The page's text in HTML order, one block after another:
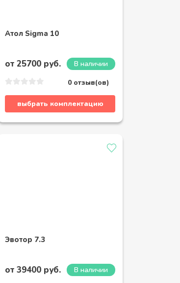
Атол Sigma 10
от 25700 руб.
В наличии
0 отзыв(ов)
выбрать комплектацию
Эвотор 7.3
от 39400 руб.
В наличии